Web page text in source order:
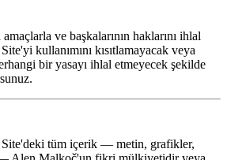
ve başkalarının haklarını ihlal
kullanımını kısıtlamayacak veya
bir yasayı ihlal etmeyecek şekilde
tüm içerik — metin, grafikler,